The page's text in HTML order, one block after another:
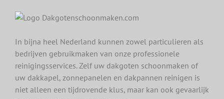
In bijna heel Nederland kunnen zowel particulieren als
bedrijven gebruikmaken van onze professionele
reinigingsservices. Zelf uw dakgoten schoonmaken of
uw dakkapel, zonnepanelen en dakpannen reinigen is
niet alleen een tijdrovende klus, maar kan ook gevaarlijk